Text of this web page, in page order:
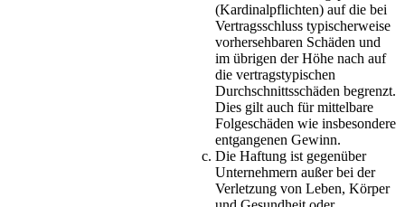
(Kardinalpflichten) auf die bei
Vertragsschluss typischerweise
vorhersehbaren Schäden und
im übrigen der Höhe nach auf
die vertragstypischen
Durchschnittsschäden begrenzt.
Dies gilt auch für mittelbare
Folgeschäden wie insbesondere
entgangenen Gewinn.
Die Haftung ist gegenüber
Unternehmern außer bei der
Verletzung von Leben, Körper